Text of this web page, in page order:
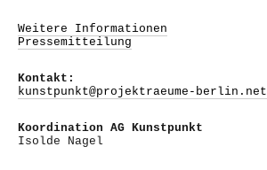
Weitere Informationen
Pressemitteilung
Kontakt:
kunstpunkt@projektraeume-berlin.net
Koordination AG Kunstpunkt
Isolde Nagel